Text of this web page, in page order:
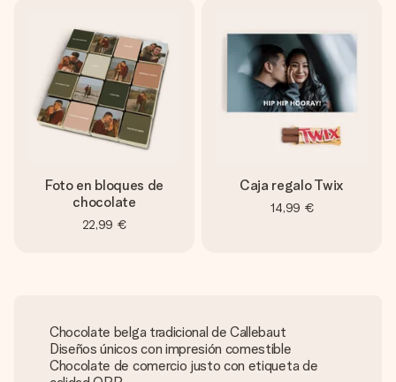
Foto en bloques de
chocolate
22,99 €
Caja regalo Twix
14,99 €
Chocolate belga tradicional de Callebaut
Diseños únicos con impresión comestible
Chocolate de comercio justo con etiqueta de